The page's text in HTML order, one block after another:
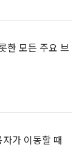
한 모든 주요 브
가 이동할 때